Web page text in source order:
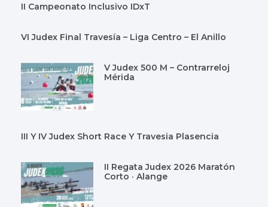
II Campeonato Inclusivo IDxT
VI Judex Final Travesía – Liga Centro – El Anillo
V Judex 500 M – Contrarreloj
Mérida
III Y IV Judex Short Race Y Travesia Plasencia
II Regata Judex 2026 Maratón
Corto · Alange